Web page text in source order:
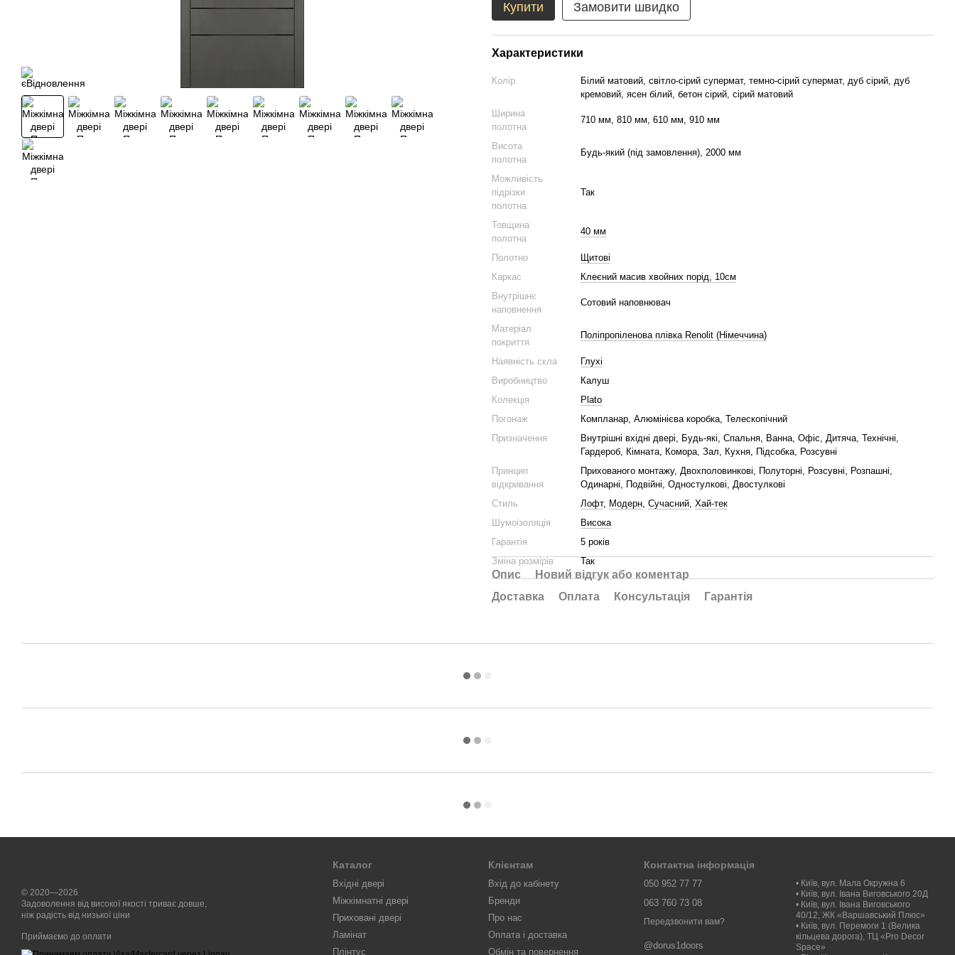
Купити Замовити швидко
Характеристики
Колір
Білий матовий, світло-сірий супермат, темно-сірий супермат, дуб сірий, дуб
кремовий, ясен білий, бетон сірий, сірий матовий
Ширина
полотна
710 мм, 810 мм, 610 мм, 910 мм
Висота
полотна
Будь-який (під замовлення), 2000 мм
Можливість
підрізки
полотна
Так
Товщина
полотна
40 мм
Полотно
Щитові
Каркас
Клеєний масив хвойних порід, 10см
Внутрішнє
наповнення
Сотовий наповнювач
Матеріал
покриття
Поліпропіленова плівка Renolit (Німеччина)
Наявність скла
Глухі
Виробництво
Калуш
Колекція
Plato
Погонаж
Компланар, Алюмінієва коробка, Телескопічний
Призначення
Внутрішні вхідні двері, Будь-які, Спальня, Ванна, Офіс, Дитяча, Технічні,
Гардероб, Кімната, Комора, Зал, Кухня, Підсобка, Розсувні
Принцип
відкривання
Прихованого монтажу, Двохполовинкові, Полуторні, Розсувні, Розпашні,
Одинарні, Подвійні, Одностулкові, Двостулкові
Стиль
Лофт, Модерн, Сучасний, Хай-тек
Шумоізоляція
Висока
Гарантія
5 років
Зміна розмірів
Так
Опис
Новий відгук або коментар
Доставка
Оплата Консультація Гарантія
© 2020—2026
Задоволення від високої якості триває довше,
ніж радість від низької ціни
Приймаємо до оплати
Каталог
Вхідні двері
Міжкімнатні двері
Приховані двері
Ламінат
Плінтус
Клієнтам
Вхід до кабінету
Бренди
Про нас
Оплата і доставка
Обмін та повернення
Контактна інформація
050 952 77 77
063 760 73 08
Передзвонити вам?
@dorus1doors
• Київ, вул. Мала Окружна 6
• Київ, вул. Івана Виговського 20Д
• Київ, вул. Івана Виговського
40/12, ЖК «Варшавський Плюс»
• Київ, вул. Перемоги 1 (Велика
кільцева дорога), ТЦ «Pro Decor
Space»